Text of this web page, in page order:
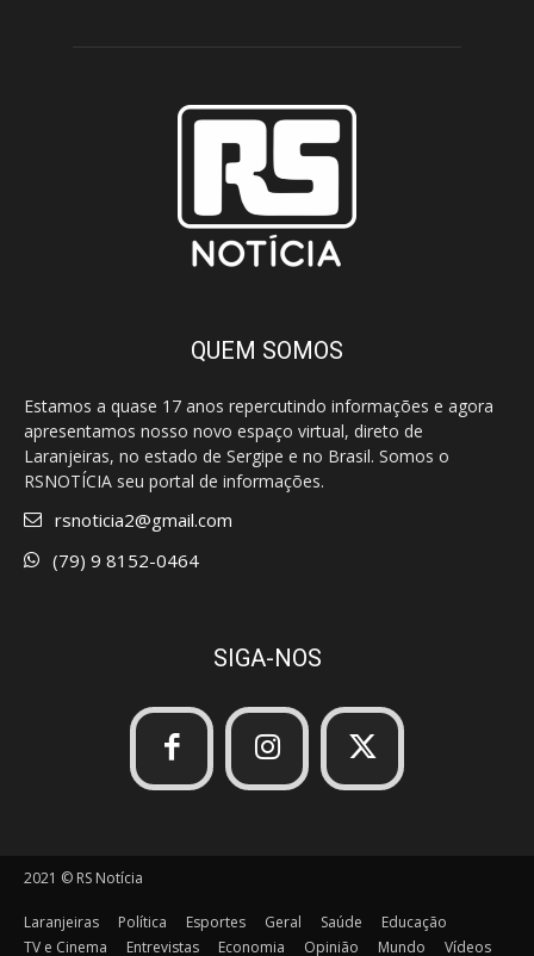
QUEM SOMOS
Estamos a quase 17 anos repercutindo informações e agora
apresentamos nosso novo espaço virtual, direto de
Laranjeiras, no estado de Sergipe e no Brasil. Somos o
RSNOTÍCIA seu portal de informações.
rsnoticia2@gmail.com
(79) 9 8152-0464
SIGA-NOS
2021 © RS Notícia
Laranjeiras Política Esportes Geral Saúde
Educação
TV e Cinema
Entrevistas Economia Opinião Mundo Vídeos